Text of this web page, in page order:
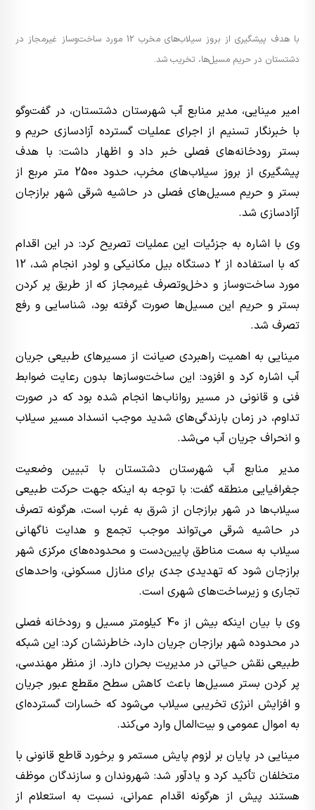
با هدف پیشگیری از بروز سیلاب‌های مخرب 12 مورد ساخت‌وساز غیرمجاز در
دشتستان در حریم مسیل‌ها، تخریب شد.
امیر مینایی، مدیر منابع آب شهرستان دشتستان، در گفت‌وگو
با خبرنگار تسنیم از اجرای عملیات گسترده آزادسازی حریم و
بستر رودخانه‌های فصلی خبر داد و اظهار داشت: با هدف
پیشگیری از بروز سیلاب‌های مخرب، حدود 2500 متر مربع از
بستر و حریم مسیل‌های فصلی در حاشیه شرقی شهر برازجان
آزادسازی شد.
وی با اشاره به جزئیات این عملیات تصریح کرد: در این اقدام
که با استفاده از 2 دستگاه بیل مکانیکی و لودر انجام شد، 12
مورد ساخت‌وساز و دخل‌وتصرف غیرمجاز که از طریق پر کردن
بستر و حریم این مسیل‌ها صورت گرفته بود، شناسایی و رفع
تصرف شد.
مینایی به اهمیت راهبردی صیانت از مسیرهای طبیعی جریان
آب اشاره کرد و افزود: این ساخت‌وسازها بدون رعایت ضوابط
فنی و قانونی در مسیر رواناب‌ها انجام شده بود که در صورت
تداوم، در زمان بارندگی‌های شدید موجب انسداد مسیر سیلاب
و انحراف جریان آب می‌شد.
مدیر منابع آب شهرستان دشتستان با تبیین وضعیت
جغرافیایی منطقه گفت: با توجه به اینکه جهت حرکت طبیعی
سیلاب‌ها در شهر برازجان از شرق به غرب است، هرگونه تصرف
در حاشیه شرقی می‌تواند موجب تجمع و هدایت ناگهانی
سیلاب به سمت مناطق پایین‌دست و محدوده‌های مرکزی شهر
برازجان شود که تهدیدی جدی برای منازل مسکونی، واحدهای
تجاری و زیرساخت‌های شهری است.
وی با بیان اینکه بیش از 40 کیلومتر مسیل و رودخانه فصلی
در محدوده شهر برازجان جریان دارد، خاطرنشان کرد: این شبکه
طبیعی نقش حیاتی در مدیریت بحران دارد. از منظر مهندسی،
پر کردن بستر مسیل‌ها باعث کاهش سطح مقطع عبور جریان
و افزایش انرژی تخریبی سیلاب می‌شود که خسارات گسترده‌ای
به اموال عمومی و بیت‌المال وارد می‌کند.
مینایی در پایان بر لزوم پایش مستمر و برخورد قاطع قانونی با
متخلفان تأکید کرد و یادآور شد: شهروندان و سازندگان موظف
هستند پیش از هرگونه اقدام عمرانی، نسبت به استعلام از